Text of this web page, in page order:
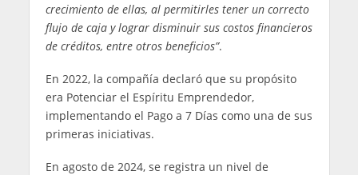
crecimiento de ellas, al permitirles tener un correcto
flujo de caja y lograr disminuir sus costos financieros
de créditos, entre otros beneficios”.
En 2022, la compañía declaró que su propósito
era Potenciar el Espíritu Emprendedor,
implementando el Pago a 7 Días como una de sus
primeras iniciativas.
En agosto de 2024, se registra un nivel de